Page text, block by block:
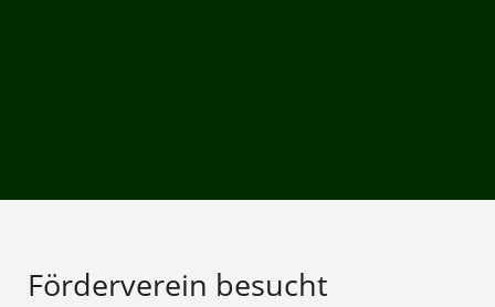
Förderverein besucht